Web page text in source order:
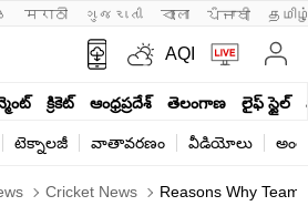
मराठी ગુજરાતી বাংলা ਪੰਜਾਬੀ
AQI
క్రికెట్ ఆంధ్రప్రదేశ్ తెలంగాణ లైఫ్ స్టైల్
టెక్నాలజీ వాతావరణం వీడియోలు
Cricket News Reasons Why